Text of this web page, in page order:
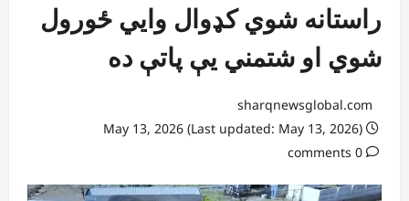
راستانه شوي کډوال وایي ځورول
شوي او شتمني یې پاتې ده
sharqnewsglobal.com
0 comments